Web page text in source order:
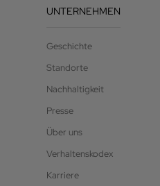
UNTERNEHMEN
Geschichte
Standorte
Nachhaltigkeit
Presse
Über uns
Verhaltenskodex
Karriere